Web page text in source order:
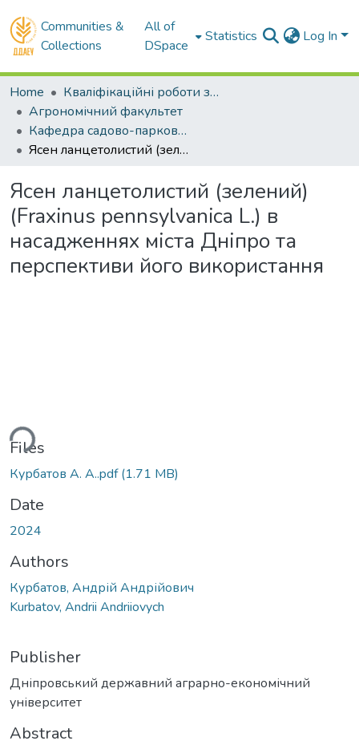
Communities &
Collections
All of
DSpace
Statistics Log In
Home
Кваліфікаційні роботи здобувачів вищої освіти
Агрономічний факультет
Кафедра садово-паркового мистецтва та ландшафтного дизайну. Магістри
Ясен ланцетолистий (зелений) (Fraxinus pennsylvanica L.) в насадженнях міста Дніпро та перспективи його використання
Ясен ланцетолистий (зелений)
(Fraxinus pennsylvanica L.) в
насадженнях міста Дніпро та
перспективи його використання
Files
Курбатов А. А..pdf(1.71 MB)
Date
2024
Authors
Курбатов, Андрій Андрійович
Kurbatov, Andrii Andriiovych
Publisher
Дніпровський державний аграрно-економічний
університет
Abstract